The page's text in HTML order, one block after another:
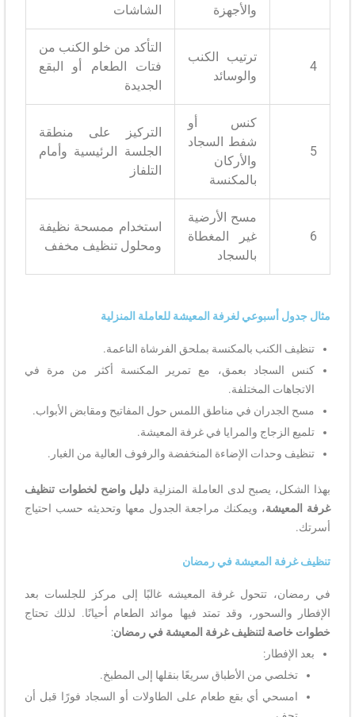
والأجهزة
الشاشات
4
ترتيب الكنب
والوسائد
التأكد من خلو الكنب من
فتات الطعام أو البقع
الجديدة
5
كنس أو
شفط السجاد
والأركان
بالمكنسة
التركيز على منطقة
الجلسة الرئيسية وأمام
التلفاز
6
مسح الأرضية
غير المغطاة
بالسجاد
استخدام ممسحة نظيفة
ومحلول تنظيف مخفف
مثال جدول أسبوعي لغرفة المعيشة للعاملة المنزلية
تنظيف الكنب بالمكنسة بملحق الفرشاة الناعمة.
كنس السجاد بعمق، مع تمرير المكنسة أكثر من مرة في
الاتجاهات المختلفة.
مسح الجدران في مناطق اللمس حول المفاتيح ومقابض الأبواب.
تلميع الزجاج والمرايا في غرفة المعيشة.
تنظيف وحدات الإضاءة المنخفضة والرفوف العالية من الغبار.
بهذا الشكل، يصبح لدى العاملة المنزلية دليل واضح لخطوات تنظيف
غرفة المعيشة، ويمكنك مراجعة الجدول معها وتحديثه حسب احتياج
أسرتك.
تنظيف غرفة المعيشة في رمضان
في رمضان، تتحول غرفة المعيشه غالبًا إلى مركز للجلسات بعد
الإفطار والسحور، وقد تمتد فيها موائد الطعام أحيانًا. لذلك تحتاج
خطوات خاصة لتنظيف غرفة المعيشة في رمضان:
بعد الإفطار:
تخلصي من الأطباق سريعًا بنقلها إلى المطبخ.
امسحي أي بقع طعام على الطاولات أو السجاد فورًا قبل أن